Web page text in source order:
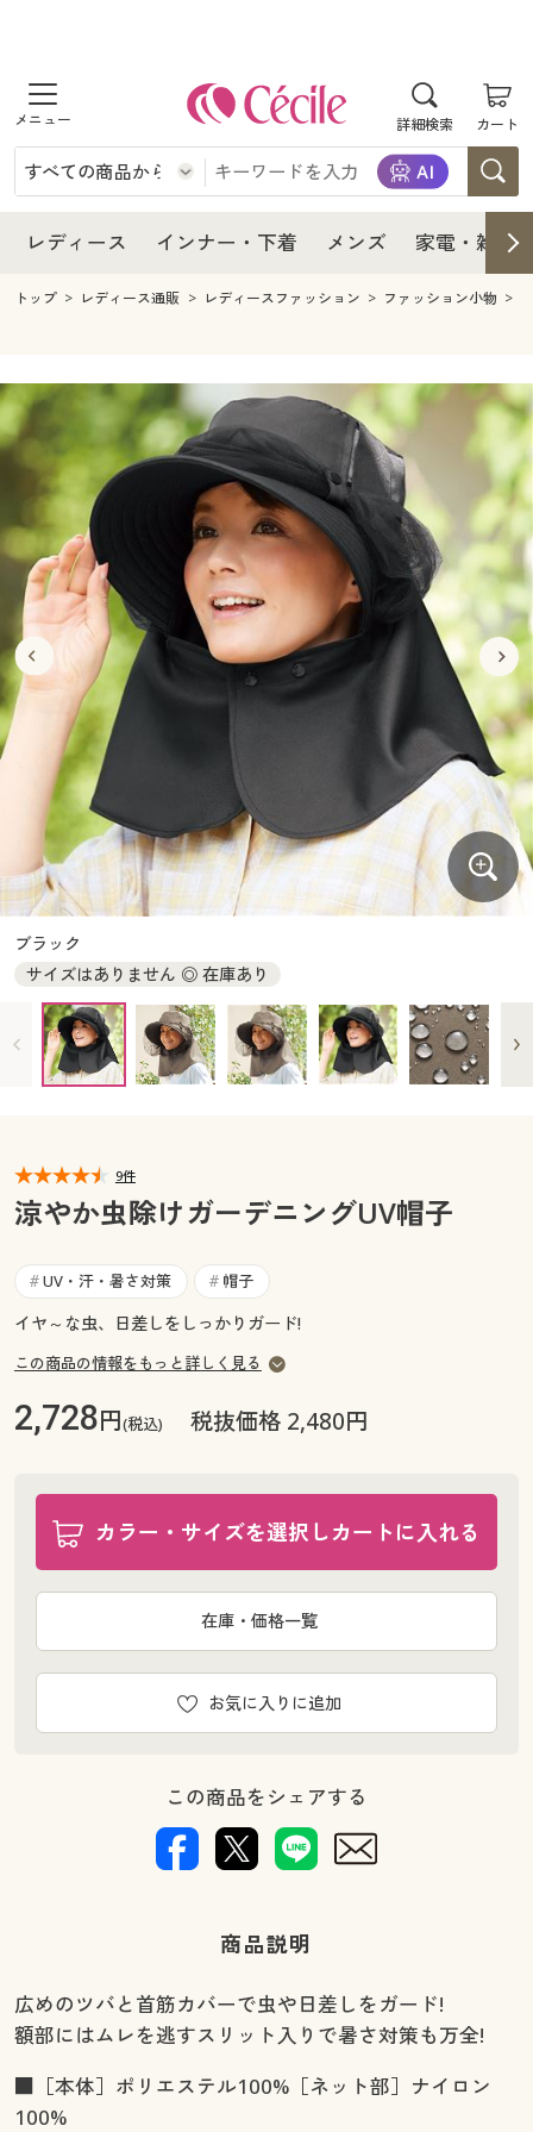
詳細検索 カート
商品を探す
レディース
レディースファッション
インナー・下着
インナー・下着通販すべて
メンズ下着
ジュニア・ティーンズ下着
メンズ
メンズファッション
メンズ下着
家電・雑貨すべて
家電
キッチン・雑貨・日用品
寝具・インテリア・家具
寝具・インテリア・家具通販すべて
家具・収納
寝具・ベッド
カーテン・ラグ・ファブリック
美容・健康
美容・健康通販すべて
美容・健康・サプリメント
制服・スクール
制服・スクールすべて
制服・学生服
ジュニア・ティーンズ下着
大きいサイズ
大きいサイズ通販すべて
大きいサイズ レディース服
大きいサイズ レディース下着
大きいサイズ メンズ
大きいサイズ 事務・制服
バーゲン
バーゲンセール
シークレットセール
詳細検索
商品カテゴリ一覧
カタログ
カタログ・チラシからのご注文
デジタルカタログ
カタログ無料プレゼント
マイページ
お気に入り
サポート
ご利用ガイド
よくある質問とお問い合わせ
レディース インナー・下着 メンズ 家電・雑貨
レディース
レディース通販すべて
レディースファッション
インナー・下着
インナー・下着通販すべて
ジュニア・ティーンズ下着
メンズ
キッチン・雑貨・日用品
寝具・インテリア・家具通販すべて
家具・収納
寝具・ベッド
カーテン・ラグ・ファブリック
美容・健康
美容・健康通販すべて
美容・健康・サプリメント
制服・スクール
制服・スクールすべて
制服・学生服
ジュニア・ティーンズ下着
大きいサイズ
大きいサイズ通販すべて
大きいサイズ レディース服
大きいサイズ レディース下着
大きいサイズ メンズ
大きいサイズ 事務・制服
バーゲン
バーゲンセール
シークレットセール
詳細検索
商品カテゴリ一覧
カタログ
カタログ・チラシからのご注文
カタログ無料プレゼント
会員メニュー
閲覧履歴
サポート
ご利用ガイド
よくある質問とお問い合わせ
トップ レディース通販 レディースファッション ファッション小物
ブラック
サイズはありません ◎ 在庫あり
9件
涼やか虫除けガーデニングUV帽子
# UV・汗・暑さ対策 # 帽子
イヤ～な虫、日差しをしっかりガード!
この商品の情報をもっと詳しく見る
2,728円(税込) 税抜価格 2,480円
カラー・サイズを選択しカートに入れる
お気に入りに追加
在庫・価格一覧
この商品をシェアする
商品説明
広めのツバと首筋カバーで虫や日差しをガード!
額部にはムレを逃すスリット入りで暑さ対策も万全!
■［本体］ポリエステル100%［ネット部］ナイロン
100%